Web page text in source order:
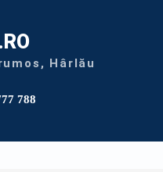
Hârlău
788